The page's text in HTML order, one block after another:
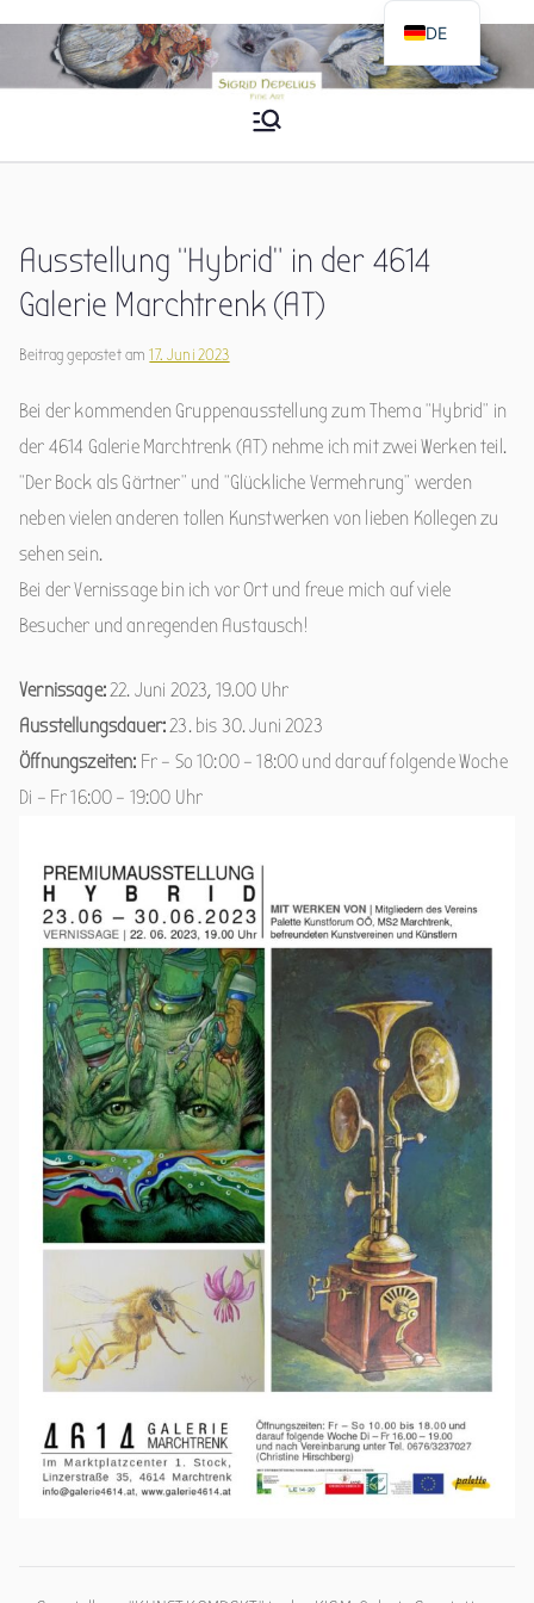
springen
Sigrid Nepelius
Fine Art
Ausstellung “Hybrid” in der 4614
Galerie Marchtrenk (AT)
Beitrag gepostet am17. Juni 2023
Bei der kommenden Gruppenausstellung zum Thema “Hybrid” in
der 4614 Galerie Marchtrenk (AT) nehme ich mit zwei Werken teil.
“Der Bock als Gärtner” und “Glückliche Vermehrung” werden
neben vielen anderen tollen Kunstwerken von lieben Kollegen zu
sehen sein.
Bei der Vernissage bin ich vor Ort und freue mich auf viele
Besucher und anregenden Austausch!
Vernissage:22. Juni 2023, 19.00 Uhr
Ausstellungsdauer:23. bis 30. Juni 2023
Öffnungszeiten: Fr – So 10:00 – 18:00 und darauf folgende Woche
Di – Fr 16:00 – 19:00 Uhr
DE
EN